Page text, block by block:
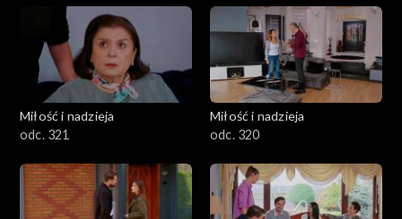
Miłość i nadzieja
odc. 321
Miłość i nadzieja
odc. 320